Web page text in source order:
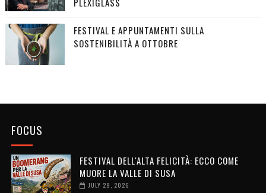
FESTIVAL E APPUNTAMENTI SULLA
SOSTENIBILITÀ A OTTOBRE
FOCUS
FESTIVAL DELL'ALTA FELICITÀ: ECCO COME
MUORE LA VALLE DI SUSA
JULY 29, 2026